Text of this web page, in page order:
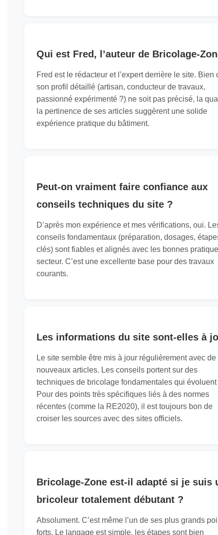
Qui est Fred, l’auteur de Bricolage-
Fred est le rédacteur et l’expert derrière le site. Bien
son profil détaillé (artisan, conducteur de travaux,
passionné expérimenté ?) ne soit pas précisé, la
la pertinence de ses articles suggèrent une solide
expérience pratique du bâtiment.
Peut-on vraiment faire confiance aux
conseils techniques du site ?
D’après mon expérience et mes vérifications, oui.
conseils fondamentaux (préparation, dosages,
clés) sont fiables et alignés avec les bonnes
secteur. C’est une excellente base pour des travaux
courants.
Les informations du site sont-elles à
Le site semble être mis à jour régulièrement avec de
nouveaux articles. Les conseils portent sur des
techniques de bricolage fondamentales qui évoluent
Pour des points très spécifiques liés à des normes
récentes (comme la RE2020), il est toujours bon de
croiser les sources avec des sites officiels.
Bricolage-Zone est-il adapté si je suis
bricoleur totalement débutant ?
Absolument. C’est même l’un de ses plus grands
forts. Le langage est simple, les étapes sont bien